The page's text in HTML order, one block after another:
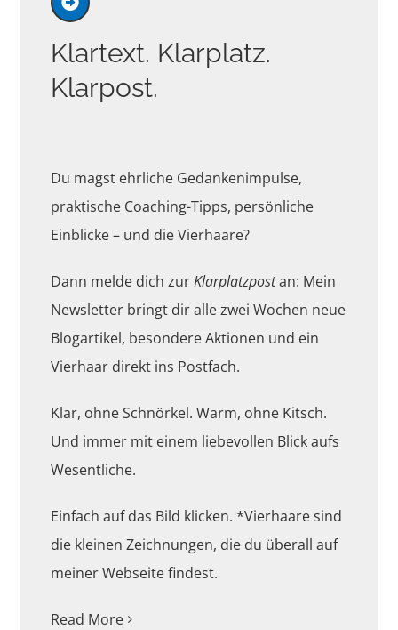
Klartext. Klarplatz.
Klarpost.
Du magst ehrliche Gedankenimpulse,
praktische Coaching-Tipps, persönliche
Einblicke – und die Vierhaare?
Dann melde dich zurKlarplatzpostan: Mein
Newsletter bringt dir alle zwei Wochen neue
Blogartikel, besondere Aktionen und ein
Vierhaar direkt ins Postfach.
Klar, ohne Schnörkel. Warm, ohne Kitsch.
Und immer mit einem liebevollen Blick aufs
Wesentliche.
Einfach auf das Bild klicken. *Vierhaare sind
die kleinen Zeichnungen, die du überall auf
meiner Webseite findest.
Read More